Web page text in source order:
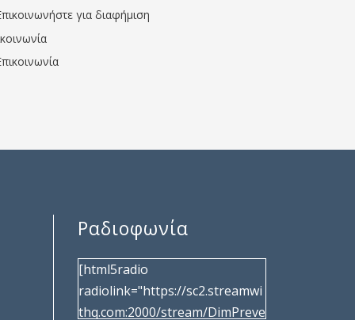
για διαφήμιση
Ραδιοφωνία
[html5radio
radiolink="https://sc2.streamwi
thq.com:2000/stream/DimPreve